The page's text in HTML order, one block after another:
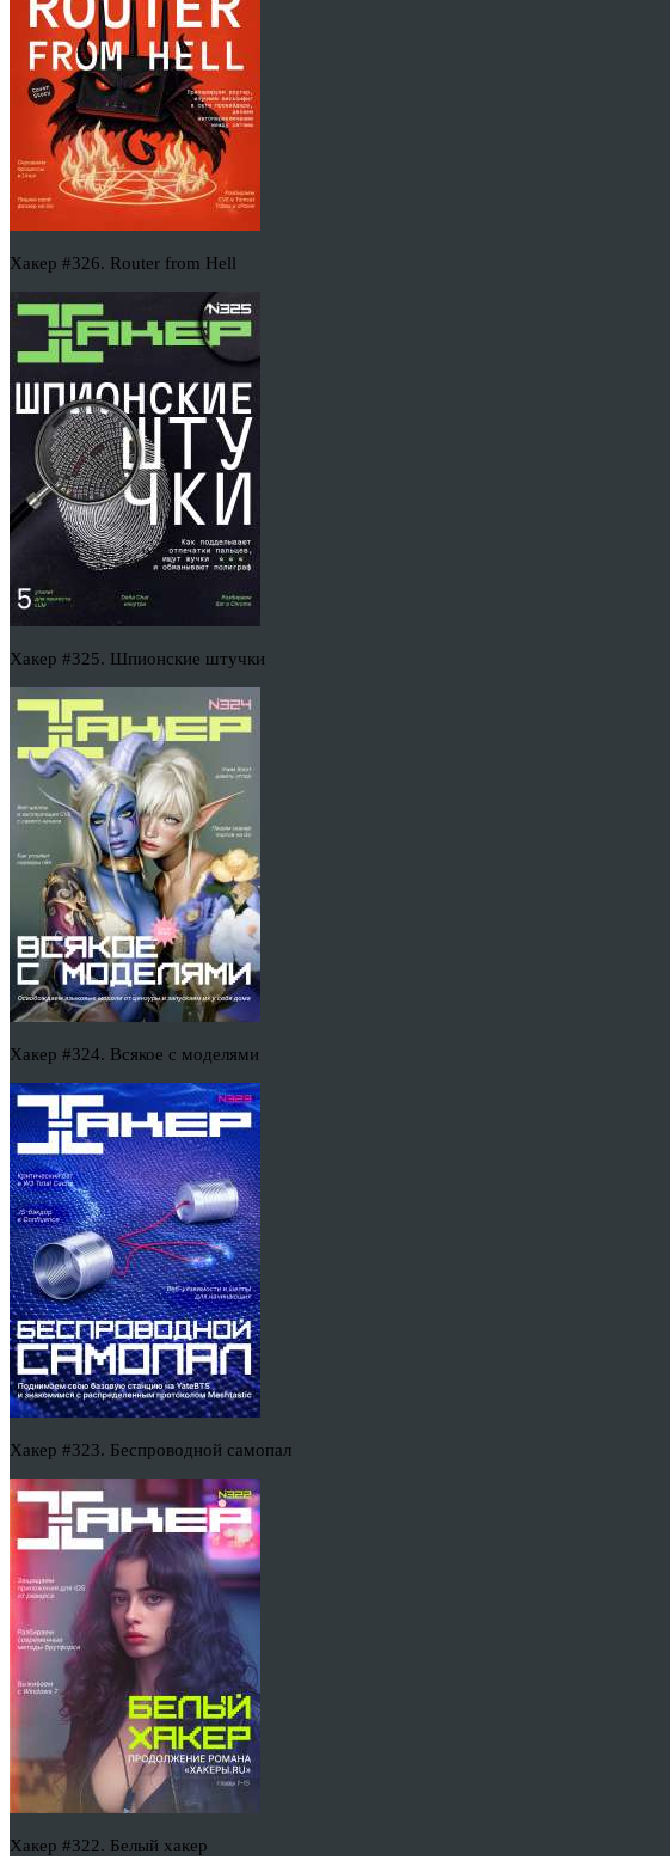
Хакер #326. Router from Hell
Хакер #325. Шпионские штучки
Хакер #324. Всякое с моделями
Хакер #323. Беспроводной самопал
Хакер #322. Белый хакер